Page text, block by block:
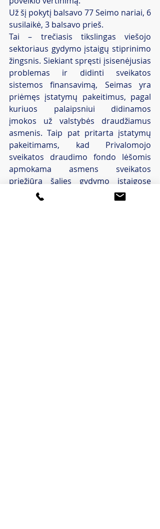
Už šį pokytį balsavo 77 Seimo nariai, 6
susilaikė, 3 balsavo prieš.
Tai – trečiasis tikslingas viešojo
sektoriaus gydymo įstaigų stiprinimo
žingsnis. Siekiant spręsti įsisenėjusias
problemas ir didinti sveikatos
sistemos finansavimą, Seimas yra
priėmęs įstatymų pakeitimus, pagal
kuriuos palaipsniui didinamos
įmokos už valstybės draudžiamus
asmenis. Taip pat pritarta įstatymų
pakeitimams, kad Privalomojo
sveikatos draudimo fondo lėšomis
apmokama asmens sveikatos
priežiūra šalies gydymo įstaigose
būtų teikiama be papildomų